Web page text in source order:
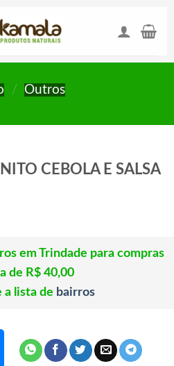
/ Outros
CEBOLA E SALSA
em Trindade para compras
de R$ 40,00
a lista de bairros